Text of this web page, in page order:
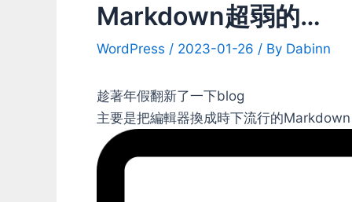
Markdown超弱的…
WordPress / 2023-01-26 / By Dabinn
趁著年假翻新了一下blog
主要是把編輯器換成時下流行的Markdown